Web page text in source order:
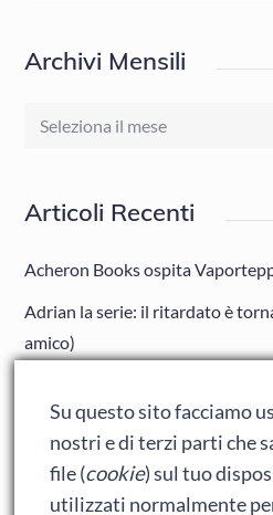
Archivi Mensili
Archivi
Articoli Recenti
Acheron Books ospita
Adrian la serie: il ritardato è
amico)
Ralph spacca Internet: analisi
Bumblebee: un buon film dei
Su questo sito facciamo
nostri e di terzi parti che
file (cookie) sul tuo
utilizzati normalmente